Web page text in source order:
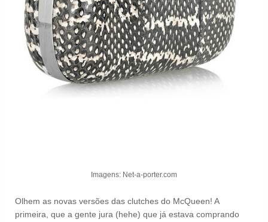
Imagens: Net-a-porter.com
Olhem as novas versões das clutches do McQueen! A
primeira, que a gente jura (hehe) que já estava comprando